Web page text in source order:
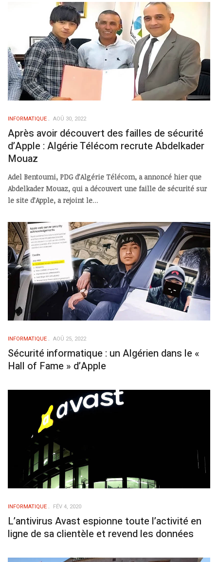
INFORMATIQUE AOÛ 30, 2022
Après avoir découvert des failles de sécurité
d’Apple : Algérie Télécom recrute Abdelkader
Mouaz
Adel Bentoumi, PDG d’Algérie Télécom, a annoncé hier que
Abdelkader Mouaz, qui a découvert une faille de sécurité sur
le site d’Apple, a rejoint le...
INFORMATIQUE AOÛ 25, 2022
Sécurité informatique : un Algérien dans le «
Hall of Fame » d’Apple
INFORMATIQUE FÉV 4, 2020
L’antivirus Avast espionne toute l’activité en
ligne de sa clientèle et revend les données